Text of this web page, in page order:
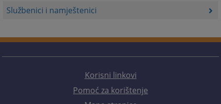
Službenici i namještenici
Korisni linkovi
Pomoć za korištenje